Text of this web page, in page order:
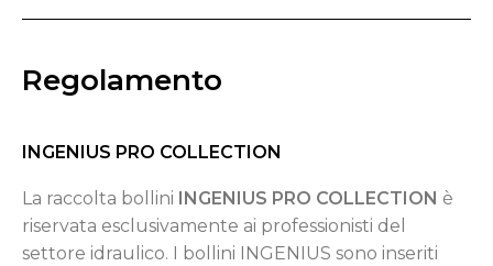
Regolamento
INGENIUS PRO COLLECTION
La raccolta bollini INGENIUS PRO COLLECTION è
riservata esclusivamente ai professionisti del
settore idraulico. I bollini INGENIUS sono inseriti